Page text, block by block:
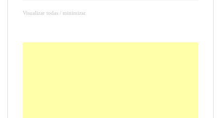
Visualizar todas / minimizar